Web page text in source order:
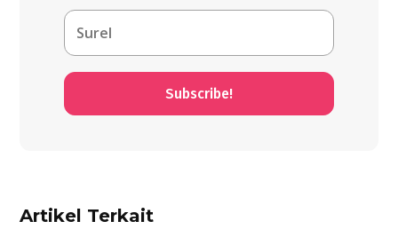
Subscribe!
Artikel Terkait